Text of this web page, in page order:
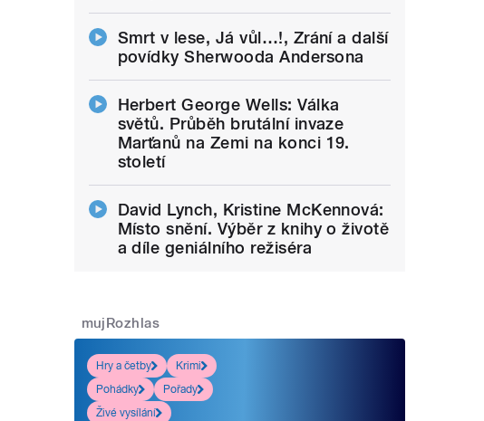
Smrt v lese, Já vůl…!, Zrání a další
povídky Sherwooda Andersona
Herbert George Wells: Válka
světů. Průběh brutální invaze
Marťanů na Zemi na konci 19.
století
David Lynch, Kristine McKennová:
Místo snění. Výběr z knihy o životě
a díle geniálního režiséra
mujRozhlas
Hry a četby
Krimi
Pohádky
Pořady
Živé vysílání